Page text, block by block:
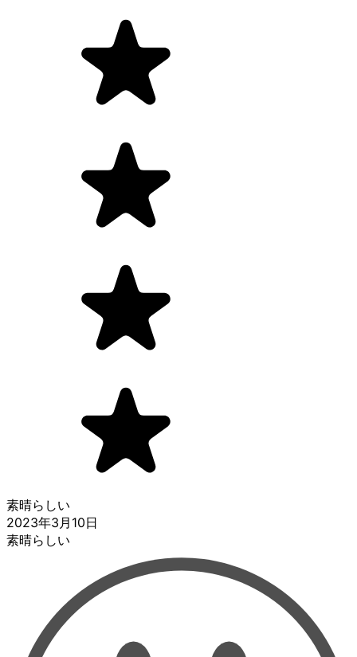
素晴らしい
2023年3月10日
素晴らしい